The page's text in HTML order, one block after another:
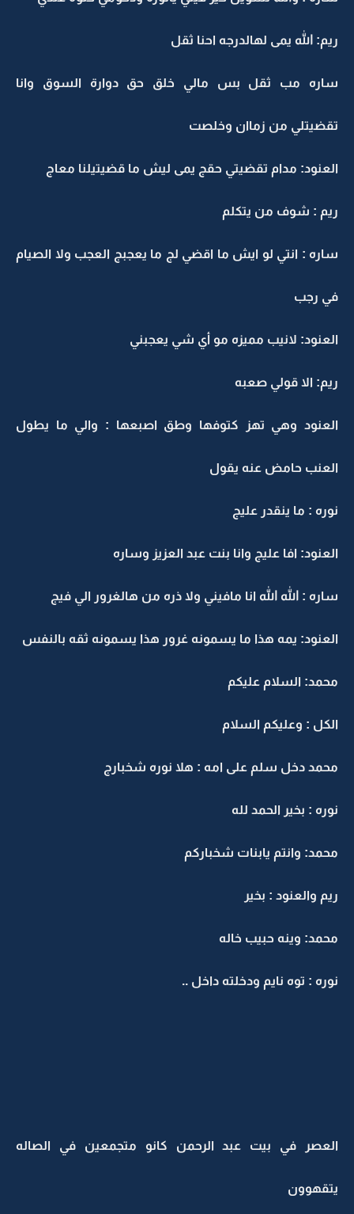
ريم: الله يمى لهالدرجه احنا ثقل
ساره مب ثقل بس مالي خلق حق دوارة السوق وانا
تقضيتلي من زماان وخلصت
العنود: مدام تقضيتي حقج يمى ليش ما قضيتيلنا معاج
ريم : شوف من يتكلم
ساره : انتي لو ايش ما اقضي لج ما يعجبج العجب ولا الصيام
في رجب
العنود: لانيب مميزه مو أي شي يعجبني
ريم: الا قولي صعبه
العنود وهي تهز كتوفها وطق اصبعها : والي ما يطول
العنب حامض عنه يقول
نوره : ما ينقدر عليج
العنود: افا عليج وانا بنت عبد العزيز وساره
ساره : الله الله انا مافيني ولا ذره من هالغرور الي فيج
العنود: يمه هذا ما يسمونه غرور هذا يسمونه ثقه بالنفس
محمد: السلام عليكم
الكل : وعليكم السلام
محمد دخل سلم على امه : هلا نوره شخبارج
نوره : بخير الحمد لله
محمد: وانتم يابنات شخباركم
ريم والعنود : بخير
محمد: وينه حبيب خاله
نوره : توه نايم ودخلته داخل ..
العصر في بيت عبد الرحمن كانو متجمعين في الصاله
يتقهوون